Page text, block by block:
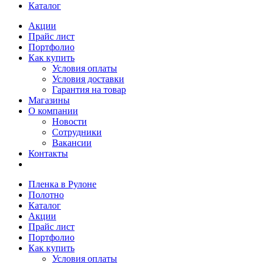
Каталог
Акции
Прайс лист
Портфолио
Как купить
Условия оплаты
Условия доставки
Гарантия на товар
Магазины
О компании
Новости
Сотрудники
Вакансии
Контакты
Пленка в Рулоне
Полотно
Каталог
Акции
Прайс лист
Портфолио
Как купить
Условия оплаты